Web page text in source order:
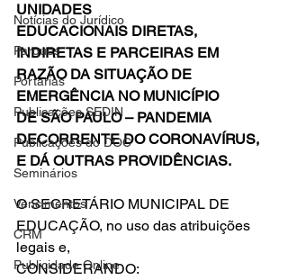
Notícias do Jurídico
Parques
Portarias
Publicações SEDIN
Publicações do DOC
Seminários
Vencimentos
CRM
Publicidade Online
UNIDADES
EDUCACIONAIS DIRETAS,
INDIRETAS E PARCEIRAS EM
RAZÃO DA SITUAÇÃO DE
EMERGÊNCIA NO MUNICÍPIO
DE SÃO PAULO – PANDEMIA
DECORRENTE DO CORONAVÍRUS,
E DÁ OUTRAS PROVIDÊNCIAS.
O SECRETÁRIO MUNICIPAL DE
EDUCAÇÃO, no uso das atribuições
legais e,
CONSIDERANDO: